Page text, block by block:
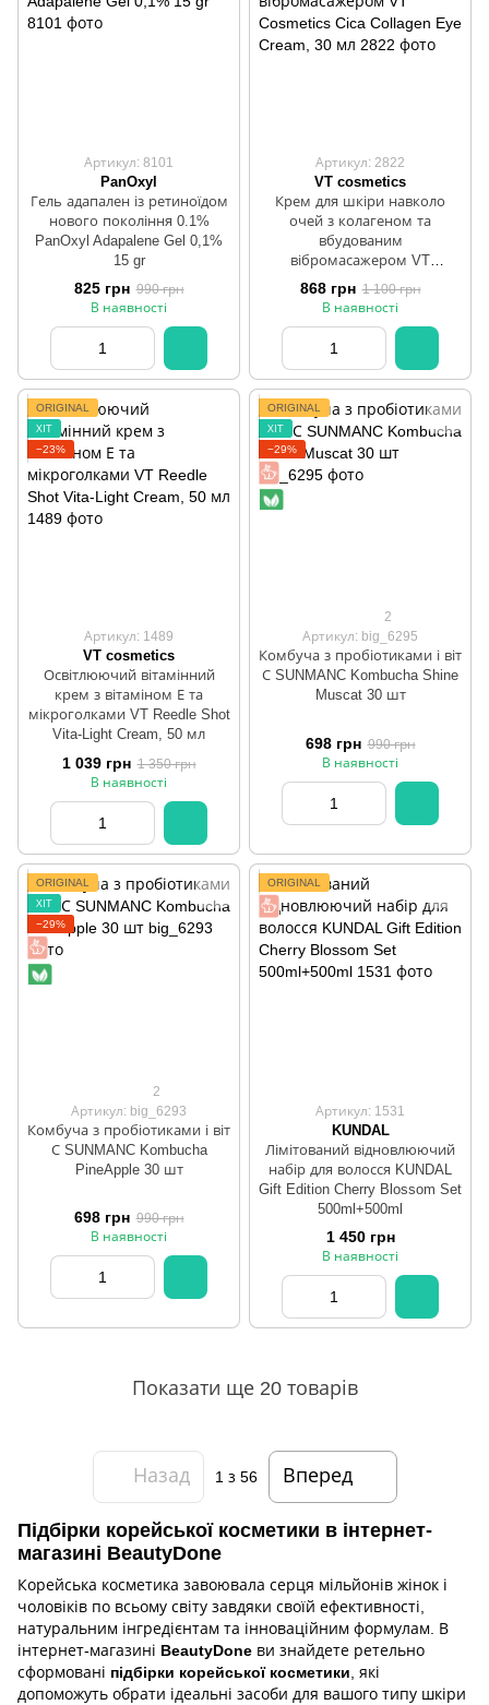
Артикул: 8101
PanOxyl
Гель адапален із ретиноїдом
нового покоління 0.1%
PanOxyl Adapalene Gel 0,1%
15 gr
825 грн 990 грн
В наявності
Артикул: 2822
VT cosmetics
Крем для шкіри навколо
очей з колагеном та
вбудованим
вібромасажером VT
Cosmetics Cica Collagen Eye
Cream, 30 мл
868 грн 1 100 грн
В наявності
ORIGINAL
ХІТ
−23%
Артикул: 1489
VT cosmetics
Освітлюючий вітамінний
крем з вітаміном Е та
мікроголками VT Reedle Shot
Vita-Light Cream, 50 мл
1 039 грн 1 350 грн
В наявності
ORIGINAL
ХІТ
−29%
2
Артикул: big_6295
Комбуча з пробіотиками і віт
С SUNMANC Kombucha Shine
Muscat 30 шт
698 грн 990 грн
В наявності
ORIGINAL
ХІТ
−29%
2
Артикул: big_6293
Комбуча з пробіотиками і віт
С SUNMANC Kombucha
PineApple 30 шт
698 грн 990 грн
В наявності
ORIGINAL
Артикул: 1531
KUNDAL
Лімітований відновлюючий
набір для волосся KUNDAL
Gift Edition Cherry Blossom Set
500ml+500ml
1 450 грн
В наявності
Показати ще 20 товарів
Назад 1 з 56 Вперед
Підбірки корейської косметики в інтернет-
магазині BeautyDone
Корейська косметика завоювала серця мільйонів жінок і
чоловіків по всьому світу завдяки своїй ефективності,
натуральним інгредієнтам та інноваційним формулам. В
інтернет-магазині BeautyDone ви знайдете ретельно
сформовані підбірки корейської косметики, які
допоможуть обрати ідеальні засоби для вашого типу шкіри